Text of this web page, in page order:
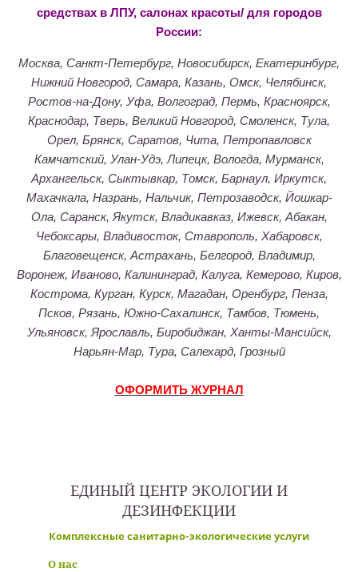
средствах в ЛПУ, салонах красоты/ для городов
России:
Москва, Санкт-Петербург, Новосибирск, Екатеринбург,
Нижний Новгород, Самара, Казань, Омск, Челябинск,
Ростов-на-Дону, Уфа, Волгоград, Пермь, Красноярск,
Краснодар, Тверь, Великий Новгород, Смоленск, Тула,
Орел, Брянск, Саратов, Чита, Петропавловск
Камчатский, Улан-Удэ, Липецк, Вологда, Мурманск,
Архангельск, Сыктывкар, Томск, Барнаул, Иркутск,
Махачкала, Назрань, Нальчик, Петрозаводск, Йошкар-
Ола, Саранск, Якутск, Владикавказ, Ижевск, Абакан,
Чебоксары, Владивосток, Ставрополь, Хабаровск,
Благовещенск, Астрахань, Белгород, Владимир,
Воронеж, Иваново, Калининград, Калуга, Кемерово, Киров,
Кострома, Курган, Курск, Магадан, Оренбург, Пенза,
Псков, Рязань, Южно-Сахалинск, Тамбов, Тюмень,
Ульяновск, Ярославль, Биробиджан, Ханты-Мансийск,
Нарьян-Мар, Тура, Салехард, Грозный
ОФОРМИТЬ ЖУРНАЛ
ЕДИНЫЙ ЦЕНТР ЭКОЛОГИИ И
ДЕЗИНФЕКЦИИ
Комплексные санитарно-экологические услуги
О нас